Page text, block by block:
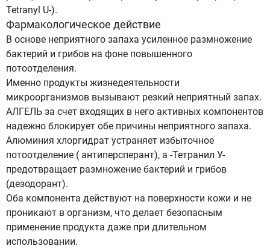
Tetranyl U-).
Фармакологическое действие
В основе неприятного запаха усиленное размножение
бактерий и грибов на фоне повышенного
потоотделения.
Именно продукты жизнедеятельности
микроорганизмов вызывают резкий неприятный запах.
АЛГЕЛЬ за счет входящих в него активных компонентов
надежно блокирует обе причины неприятного запаха.
Алюминия хлоргидрат устраняет избыточное
потоотделение ( антиперсперант), а -Тетранил У-
предотвращает размножение бактерий и грибов
(дезодорант).
Оба компонента действуют на поверхности кожи и не
проникают в организм, что делает безопасным
применение продукта даже при длительном
использовании.